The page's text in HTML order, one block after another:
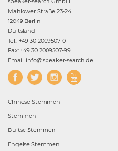
Mahlower Straße 23-24
12049 Berlin
Duitsland
Tel.: +49 30 2009507-0
Fax: +49 30 2009507-99
Email: info@speaker-search.de
Chinese Stemmen
Stemmen
Duitse Stemmen
Engelse Stemmen